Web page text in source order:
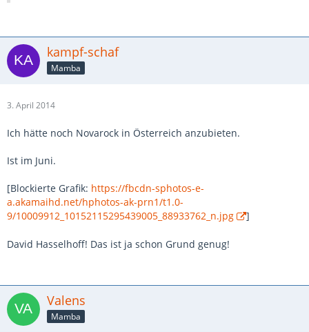
kampf-schaf
Mamba
3. April 2014
Ich hätte noch Novarock in Österreich anzubieten.
Ist im Juni.
[Blockierte Grafik: https://fbcdn-sphotos-e-
a.akamaihd.net/hphotos-ak-prn1/t1.0-
9/10009912_10152115295439005_88933762_n.jpg
]
David Hasselhoff! Das ist ja schon Grund genug!
Valens
Mamba